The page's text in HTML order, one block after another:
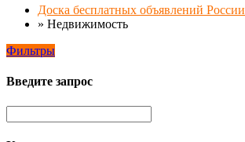
Доска бесплатных объявлений России
» Недвижимость
Фильтры
Введите запрос